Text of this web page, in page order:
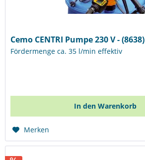
Cemo CENTRI Pumpe 230 V - (8638)
Fördermenge ca. 35 l/min effektiv
In den Warenkorb
Merken